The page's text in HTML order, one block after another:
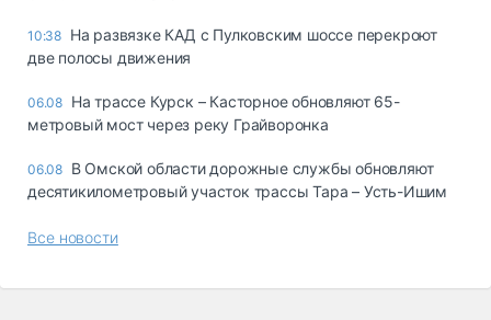
10:38 На развязке КАД с Пулковским шоссе перекроют
две полосы движения
06.08 На трассе Курск – Касторное обновляют 65-
метровый мост через реку Грайворонка
06.08 В Омской области дорожные службы обновляют
десятикилометровый участок трассы Тара – Усть-Ишим
Все новости